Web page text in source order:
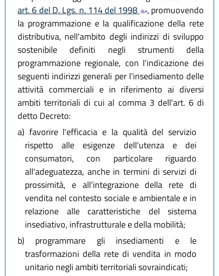
art. 6 del D. Lgs. n. 114 del 1998
, promuovendo
la programmazione e la qualificazione della rete
distributiva, nell'ambito degli indirizzi di sviluppo
sostenibile definiti negli strumenti della
programmazione regionale, con l'indicazione dei
seguenti indirizzi generali per l'insediamento delle
attività commerciali e in riferimento ai diversi
ambiti territoriali di cui al comma 3 dell'art. 6 di
detto Decreto:
a) favorire l'efficacia e la qualità del servizio
rispetto alle esigenze dell'utenza e dei
consumatori, con particolare riguardo
all'adeguatezza, anche in termini di servizi di
prossimità, e all'integrazione della rete di
vendita nel contesto sociale e ambientale e in
relazione alle caratteristiche del sistema
insediativo, infrastrutturale e della mobilità;
b) programmare gli insediamenti e le
trasformazioni della rete di vendita in modo
unitario negli ambiti territoriali sovraindicati;